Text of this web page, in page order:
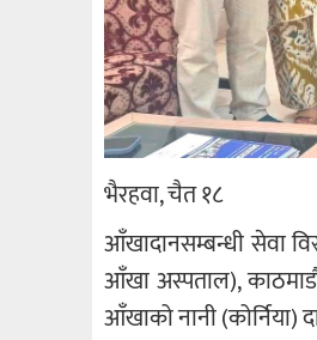
भैरहवा, चैत १८
आँखादानसम्बन्धी सेवा
आँखा अस्पताल),
आँखाको नानी (कोर्निया)